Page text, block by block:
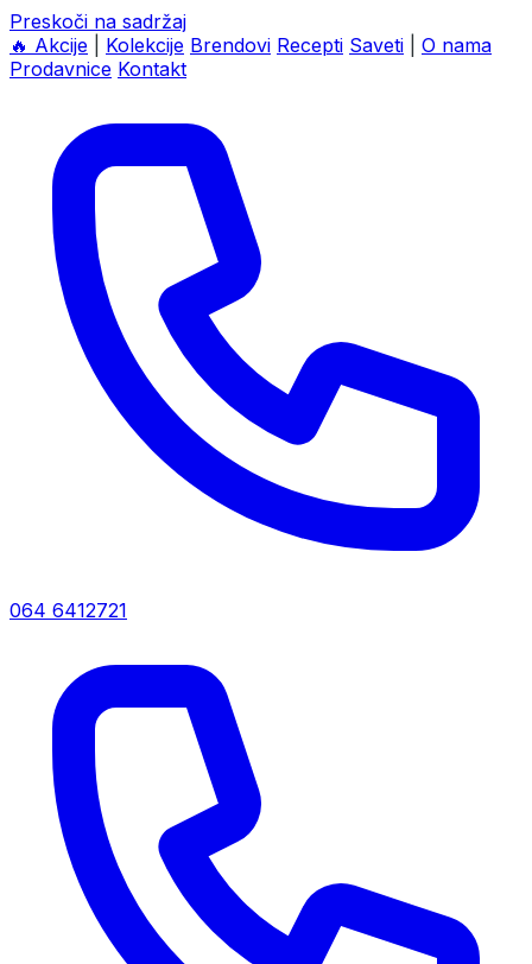
Preskoči na sadržaj
🔥 Akcije Kolekcije Brendovi Recepti Saveti
O nama
Prodavnice Kontakt
064 6412721